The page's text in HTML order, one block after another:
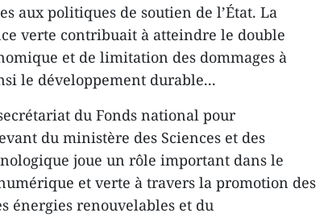
aux politiques de soutien de l’État. La
verte contribuait à atteindre le double
et de limitation des dommages à
le développement durable...
du Fonds national pour
du ministère des Sciences et des
joue un rôle important dans le
et verte à travers la promotion des
énergies renouvelables et du